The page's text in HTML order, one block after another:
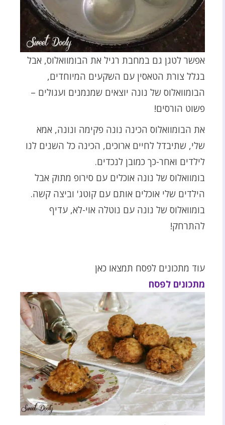
אפשר לטגן גם במחבת רגיל את הבומוואלוס, אבל
בגלל צורת הטאסין עם השקעים המיוחדים,
הבומוואלוס של נונה יוצאים שמנמנים ועגולים –
פשוט הורסים!
את הבומוואלוס הכינה נונה פקימה ונונה, אמא
שלי, שתיבדל לחיים ארוכים, הכינה כל השנים לנו
לילדים ואחר-כך כמובן לנכדים.
בומוואלוס של נונה אוכלים עם סירופ מתוק אבל
הילדים שלי אוכלים אותם עם קוטג' וביצה קשה.
בומוואלוס של נונה עם נוטלה אוי-לא, עדיף
להתרחק!
עוד מתכונים לפסח תמצאו כאן
מתכונים לפסח